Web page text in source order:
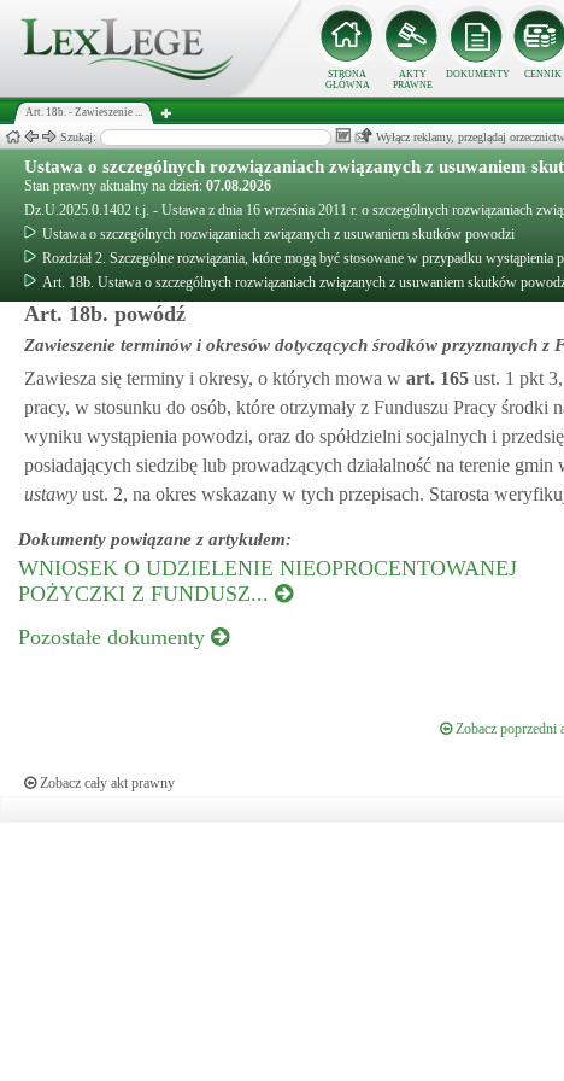
STRONA
GŁÓWNA
AKTY
PRAWNE
DOKUMENTY CENNIK
Art. 18b. - Zawieszenie ...
Szukaj: Wyłącz reklamy, przeglądaj
Ustawa o szczególnych rozwiązaniach związanych z usuwaniem
Stan prawny aktualny na dzień: 07.08.2026
Dz.U.2025.0.1402 t.j. - Ustawa z dnia 16 września 2011 r. o szczególnych rozwiązaniach
Ustawa o szczególnych rozwiązaniach związanych z usuwaniem skutków powodzi
Rozdział 2. Szczególne rozwiązania, które mogą być stosowane w przypadku wystąpienia
Art. 18b. Ustawa o szczególnych rozwiązaniach związanych z usuwaniem skutków
Art. 18b. powódź
Zawieszenie terminów i okresów dotyczących środków przyznanych z
Zawiesza się terminy i okresy, o których mowa w art. 165 ust. 1 pkt 3,
pracy, w stosunku do osób, które otrzymały z Funduszu Pracy środki
wyniku wystąpienia powodzi, oraz do spółdzielni socjalnych i
posiadających siedzibę lub prowadzących działalność na terenie
ustawy ust. 2, na okres wskazany w tych przepisach. Starosta
Dokumenty powiązane z artykułem:
WNIOSEK O UDZIELENIE NIEOPROCENTOWANEJ
POŻYCZKI Z FUNDUSZ...
Pozostałe dokumenty
Zobacz poprzedni
Zobacz cały akt prawny